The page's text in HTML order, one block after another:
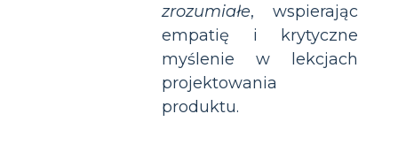
zrozumiałe, wspierając
empatię i krytyczne
myślenie w lekcjach
projektowania
produktu.